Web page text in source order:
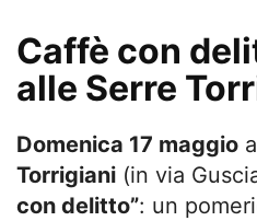
Caffè con
alle Serre
Domenica 17 maggio
Torrigiani (in via
con delitto”: un